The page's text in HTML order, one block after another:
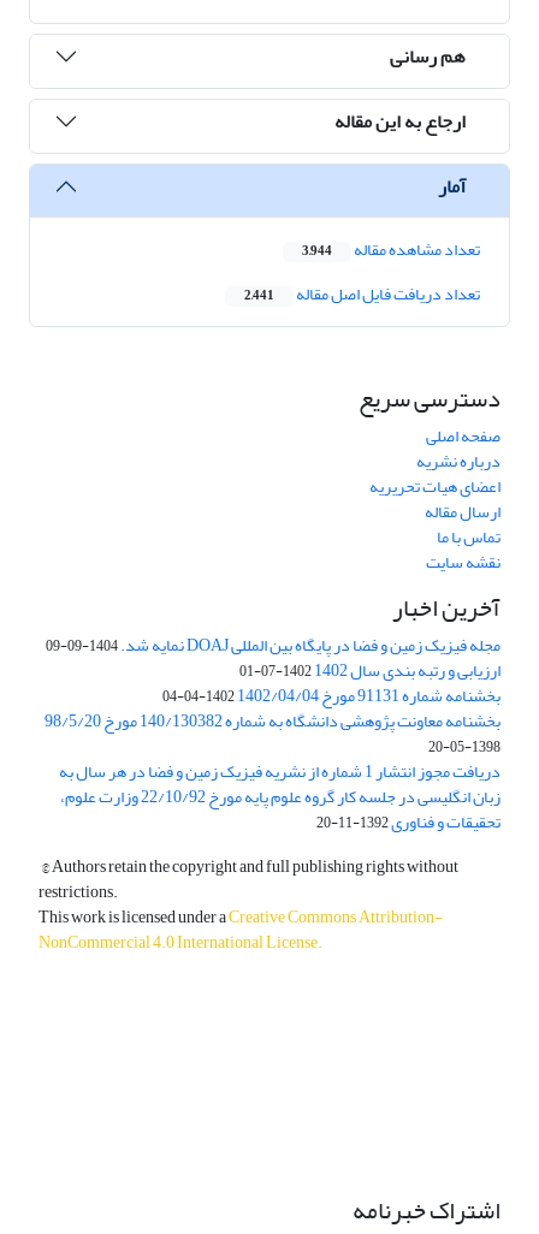
هم رسانی
ارجاع به این مقاله
آمار
تعداد مشاهده مقاله 3,944
تعداد دریافت فایل اصل مقاله 2,441
دسترسی سریع
صفحه اصلی
درباره نشریه
اعضای هیات تحریریه
ارسال مقاله
تماس با ما
نقشه سایت
آخرین اخبار
مجله فیزیک زمین و فضا در پایگاه بین المللی DOAJ نمایه شد. 1404-09-09
ارزیابی و رتبه بندی سال 1402 1402-07-01
بخشنامه شماره 91131 مورخ 1402/04/04 1402-04-04
بخشنامه معاونت پژوهشی دانشگاه به شماره 140/130382 مورخ 98/5/20
1398-05-20
دریافت مجوز انتشار 1 شماره از نشریه فیزیک زمین و فضا در هر سال به
زبان انگلیسی در جلسه کار گروه علوم پایه مورخ 22/10/92 وزارت علوم،
تحقیقات و فناوری1392-11-20
© Authors retain the copyright and full publishing rights without
restrictions.
This work is licensed under aCreative Commons Attribution-
NonCommercial 4.0 International License.
اشتراک خبرنامه